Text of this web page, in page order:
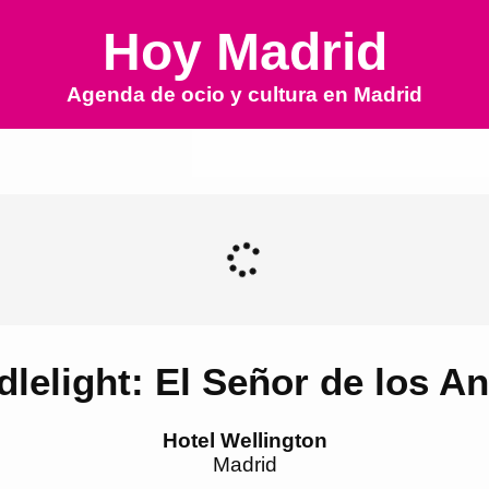
Hoy Madrid
Agenda de ocio y cultura en Madrid
El Señor de los
Hotel Wellington
Madrid